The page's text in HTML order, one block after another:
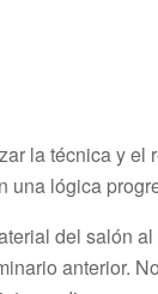
la técnica y
una lógica
del salón
anterior.